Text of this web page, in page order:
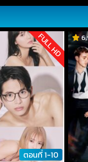
FULL HD
ตอนที่ 1-10